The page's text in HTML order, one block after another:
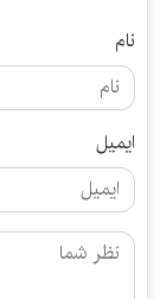
نام
ایمیل